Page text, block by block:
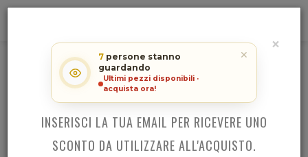
GIOIELLI NICOLELLO
7 persone stanno
guardando
Ultimi pezzi disponibili ·
acquista ora!
✕
×
RICEVI LO SCONTO SUL TUO
ACQUISTO!
INSERISCI LA TUA EMAIL PER RICEVERE UNO
SCONTO DA UTILIZZARE ALL'ACQUISTO.